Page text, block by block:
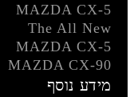
MAZDA CX-5
The All New
MAZDA CX-5
MAZDA CX-90
מידע נוסף